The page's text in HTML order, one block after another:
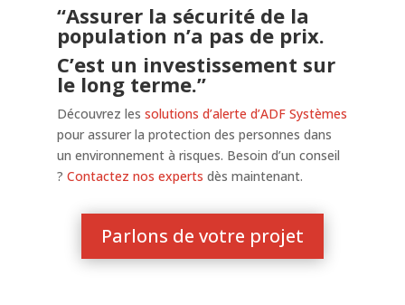
“Assurer la sécurité de la
population n’a pas de prix.
C’est un investissement sur
le long terme.”
Découvrez les solutions d’alerte d’ADF Systèmes
pour assurer la protection des personnes dans
un environnement à risques. Besoin d’un conseil
? Contactez nos experts dès maintenant.
Parlons de votre projet